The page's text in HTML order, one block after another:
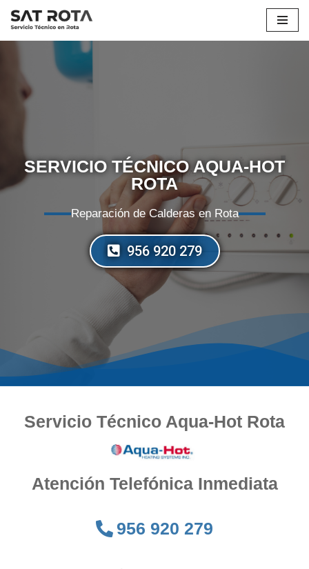
SERVICIO TÉCNICO AQUA-HOT
ROTA
Reparación de Calderas en Rota
956 920 279
Servicio Técnico Aqua-Hot Rota
Atención Telefónica Inmediata
956 920 279